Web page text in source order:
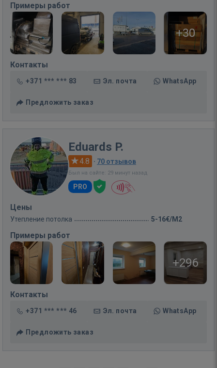
Примеры работ
+30
Контакты
+371 *** *** 83 Эл. почта WhatsApp
Предложить заказ
Eduards P.
4.8 · 70 отзывов
Был на сайте: 29 минут назад
PRO
Цены
Утепление потолка 5-16€/M2
Примеры работ
+296
Контакты
+371 *** *** 46 Эл. почта WhatsApp
Предложить заказ